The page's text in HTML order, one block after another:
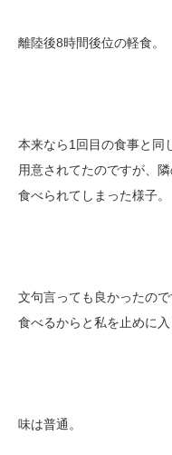
離陸後8時間後位の軽食。
本来なら1回目の食事と同
用意されてたのですが、
食べられてしまった様子。
文句言っても良かったの
食べるからと私を止めに入
味は普通。